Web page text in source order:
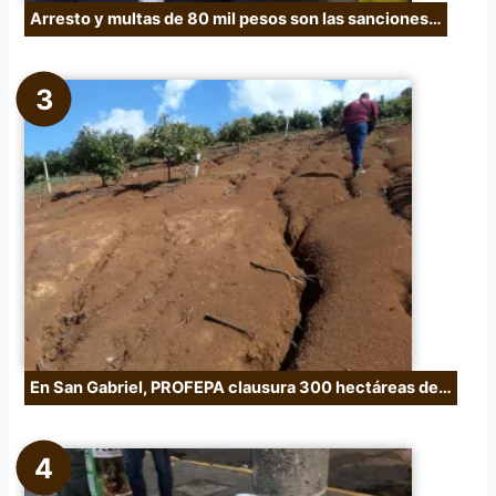
Arresto y multas de 80 mil pesos son las sanciones…
En San Gabriel, PROFEPA clausura 300 hectáreas de…